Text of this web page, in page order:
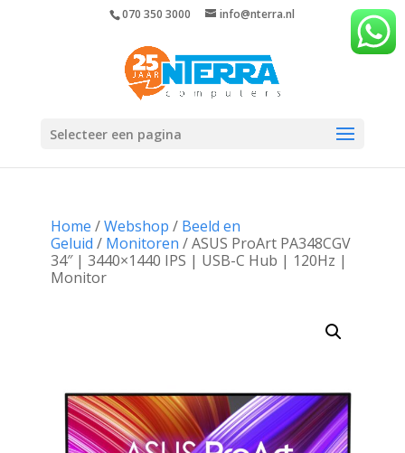
070 350 3000 info@nterra.nl
Selecteer een pagina
Home /Webshop / Beeld en
Geluid / Monitoren / ASUS ProArt PA348CGV
34″ | 3440×1440 IPS | USB-C Hub | 120Hz |
Monitor